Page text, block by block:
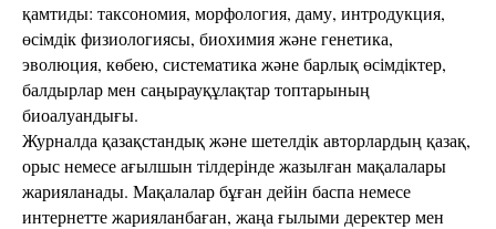
қамтиды: таксономия, морфология, даму, интродукция,
өсімдік физиологиясы, биохимия және генетика,
эволюция, көбею, систематика және барлық өсімдіктер,
балдырлар мен саңырауқұлақтар топтарының
биоалуандығы.
Журналда қазақстандық және шетелдік авторлардың қазақ,
орыс немесе ағылшын тілдерінде жазылған мақалалары
жарияланады. Мақалалар бұған дейін баспа немесе
интернетте жарияланбаған, жаңа ғылыми деректер мен